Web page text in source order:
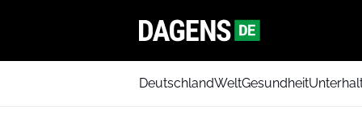
DeutschlandWeltGesundheit